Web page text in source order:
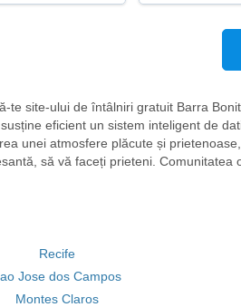
te site-ului de întâlniri gratuit Barra
eficient un sistem inteligent de
unei atmosfere plăcute și
să vă faceți prieteni.
Recife
Jose dos Campos
Montes Claros